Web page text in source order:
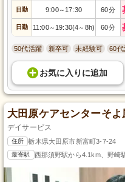
日勤 9:00～ 17:30 60分
日勤 11:00～ 19:30(4～ 8h) 60分
50代活躍 新卒可 未経験可 60代
お気に入り に追加
大田原ケアセンターそよ
デイサービス
住所 栃木県大田原市新富町3-7-24
最寄駅 西那須野駅から4.1km、野崎